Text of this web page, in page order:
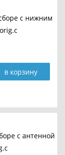
с нижним
в корзину
с антенной